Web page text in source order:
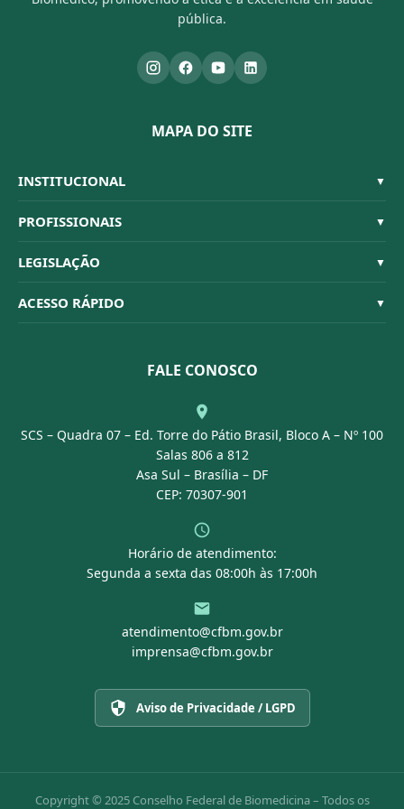
pública.
MAPA DO SITE
INSTITUCIONAL ▼
Sistema CFBM
Quem Somos
Organograma
Conselheiros
PROFISSIONAIS ▼
Habilitações
Código de Ética
Dúvidas Frequentes
LEGISLAÇÃO ▼
Resoluções
ACESSO RÁPIDO ▼
Portal Transparência
FALE CONOSCO
SCS – Quadra 07 – Ed. Torre do Pátio Brasil, Bloco A – Nº 100
Salas 806 a 812
Asa Sul – Brasília – DF
CEP: 70307-901
Horário de atendimento:
Segunda a sexta das 08:00h às 17:00h
atendimento@cfbm.gov.br
imprensa@cfbm.gov.br
Aviso de Privacidade / LGPD
Copyright © 2025 Conselho Federal de Biomedicina – Todos os